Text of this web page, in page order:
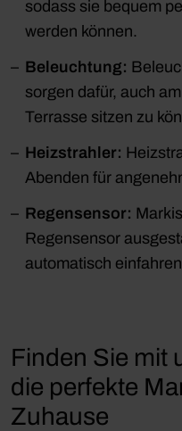
sodass sie bequem
werden können.
Beleuchtung:
sorgen dafür, auch
Terrasse sitzen zu
Heizstrahler:
Abenden für
Regensensor:
Regensensor
automatisch
Finden Sie mit
die perfekte
Zuhause